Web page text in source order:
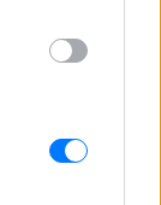
σκυλιού
γιατί
απόσταση,
να επέμβω,